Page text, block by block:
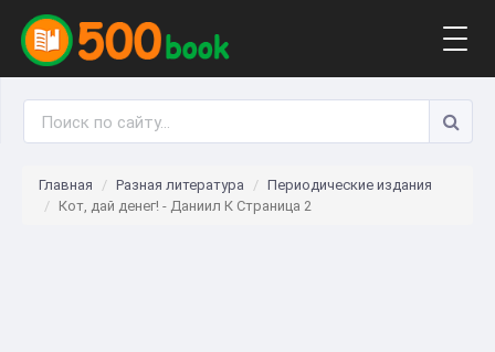
Главная Разная литература
Периодические издания
Кот, дай денег! - Даниил К Страница 2